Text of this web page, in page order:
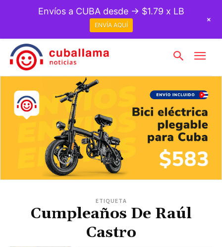
ETIQUETA
Cumpleaños De Raúl
Castro
Envíos a CUBA desde → $1.79 x LB
ENVÍA AQUÍ
+